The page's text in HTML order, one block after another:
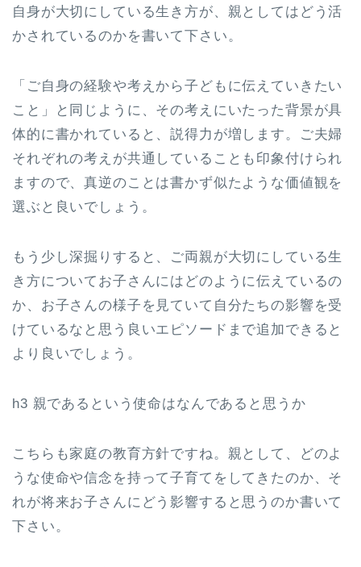
自身が大切にしている生き方が、親としてはどう活
かされているのかを書いて下さい。
「ご自身の経験や考えから子どもに伝えていきたい
こと」と同じように、その考えにいたった背景が具
体的に書かれていると、説得力が増します。ご夫婦
それぞれの考えが共通していることも印象付けられ
ますので、真逆のことは書かず似たような価値観を
選ぶと良いでしょう。
もう少し深掘りすると、ご両親が大切にしている生
き方についてお子さんにはどのように伝えているの
か、お子さんの様子を見ていて自分たちの影響を受
けているなと思う良いエピソードまで追加できると
より良いでしょう。
h3 親であるという使命はなんであると思うか
こちらも家庭の教育方針ですね。親として、どのよ
うな使命や信念を持って子育てをしてきたのか、そ
れが将来お子さんにどう影響すると思うのか書いて
下さい。